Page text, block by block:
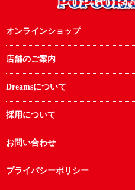
オンラインショップ
店舗のご案内
Dreamsについて
採用について
お問い合わせ
プライバシーポリシー